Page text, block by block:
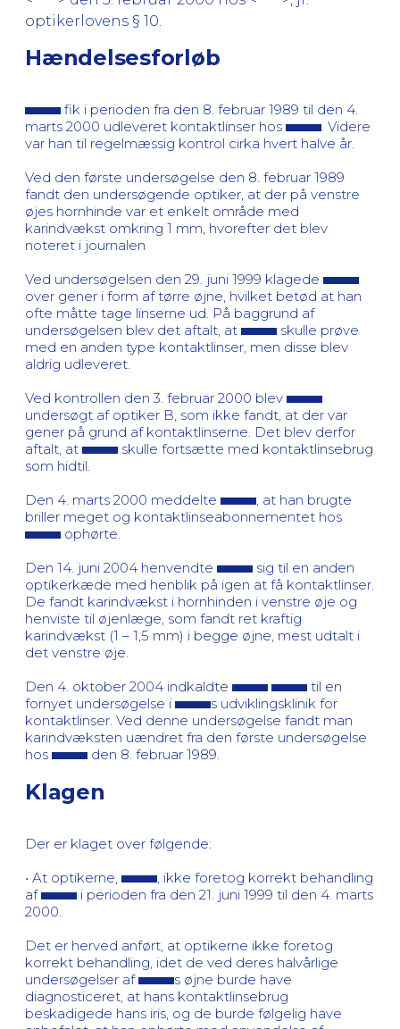
optikerlovens § 10.
Hændelsesforløb
fik i perioden fra den 8. februar 1989 til den 4.
marts 2000 udleveret kontaktlinser hos
. Videre
var han til regelmæssig kontrol cirka hvert halve år.
Ved den første undersøgelse den 8. februar 1989
fandt den undersøgende optiker, at der på venstre
øjes hornhinde var et enkelt område med
karindvækst omkring 1 mm, hvorefter det blev
noteret i journalen
Ved undersøgelsen den 29. juni 1999 klagede
over gener i form af tørre øjne, hvilket betød at han
ofte måtte tage linserne ud. På baggrund af
undersøgelsen blev det aftalt, at
skulle prøve
med en anden type kontaktlinser, men disse blev
aldrig udleveret.
Ved kontrollen den 3. februar 2000 blev
undersøgt af optiker B, som ikke fandt, at der var
gener på grund af kontaktlinserne. Det blev derfor
aftalt, at
skulle fortsætte med kontaktlinsebrug
som hidtil.
Den 4. marts 2000 meddelte
, at han brugte
briller meget og kontaktlinseabonnementet hos
ophørte.
Den 14. juni 2004 henvendte
sig til en anden
optikerkæde med henblik på igen at få kontaktlinser.
De fandt karindvækst i hornhinden i venstre øje og
henviste til øjenlæge, som fandt ret kraftig
karindvækst (1 – 1,5 mm) i begge øjne, mest udtalt i
det venstre øje.
Den 4. oktober 2004 indkaldte
til en
fornyet undersøgelse i
s udviklingsklinik for
kontaktlinser. Ved denne undersøgelse fandt man
karindvæksten uændret fra den første undersøgelse
hos
den 8. februar 1989.
Klagen
Der er klaget over følgende:
• At optikerne,
, ikke foretog korrekt behandling
af
i perioden fra den 21. juni 1999 til den 4. marts
2000.
Det er herved anført, at optikerne ikke foretog
korrekt behandling, idet de ved deres halvårlige
undersøgelser af
s øjne burde have
diagnosticeret, at hans kontaktlinsebrug
beskadigede hans iris, og de burde følgelig have